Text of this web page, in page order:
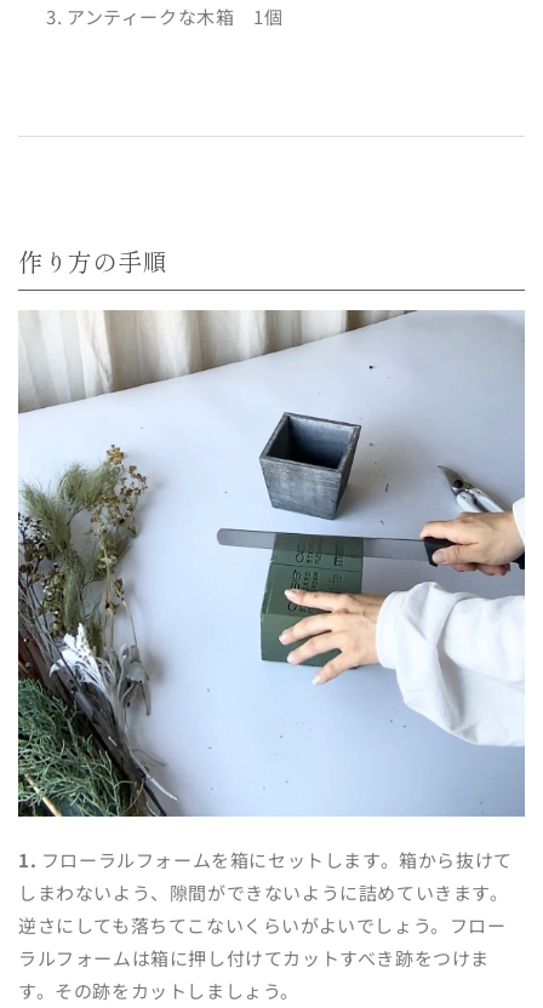
アンティークな木箱 1個
作り方の手順
1. フローラルフォームを箱にセットします。箱から抜けて
しまわないよう、隙間ができないように詰めていきます。
逆さにしても落ちてこないくらいがよいでしょう。フロー
ラルフォームは箱に押し付けてカットすべき跡をつけま
す。その跡をカットしましょう。